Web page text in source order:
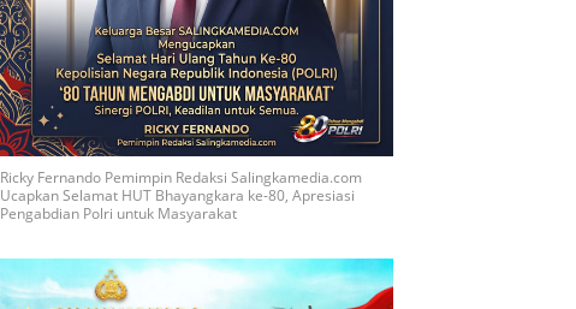
Ricky Fernando Pemimpin Redaksi Salingkamedia.com
Ucapkan Selamat HUT Bhayangkara ke-80, Apresiasi
Pengabdian Polri untuk Masyarakat